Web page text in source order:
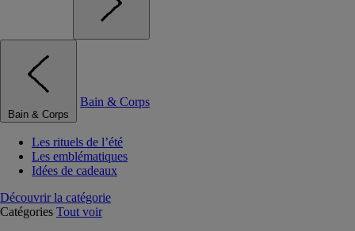
Bain & Corps
Bain & Corps
Les rituels de l’été
Les emblématiques
Idées de cadeaux
Découvrir la catégorie
Catégories Tout voir